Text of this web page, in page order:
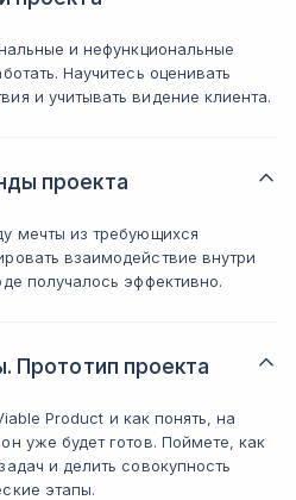
и нефункциональные
Научитесь оценивать
и учитывать видение клиента.
проекта
мечты из требующихся
взаимодействие внутри
получалось эффективно.
Прототип проекта
Product и как понять, на
уже будет готов. Поймете, как
и делить совокупность
этапы.